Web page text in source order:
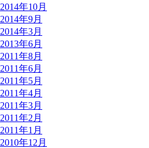
2014年10月
2014年9月
2014年3月
2013年6月
2011年8月
2011年6月
2011年5月
2011年4月
2011年3月
2011年2月
2011年1月
2010年12月